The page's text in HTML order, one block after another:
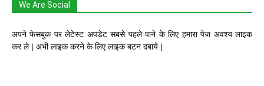
We Are Social
अपने फेसबुक पर लेटेस्ट अपडेट सबसे पहले पाने के लिए हमारा पेज अवश्य लाइक
कर ले | अभी लाइक करने के लिए लाइक बटन दबाये |